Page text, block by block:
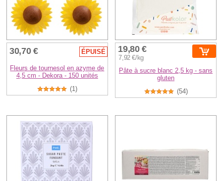
30,70 € ÉPUISÉ
Fleurs de tournesol en azyme de
4,5 cm - Dekora - 150 unités
(1)
19,80 €
7,92 €/kg
Pâte à sucre blanc 2,5 kg - sans
gluten
(54)